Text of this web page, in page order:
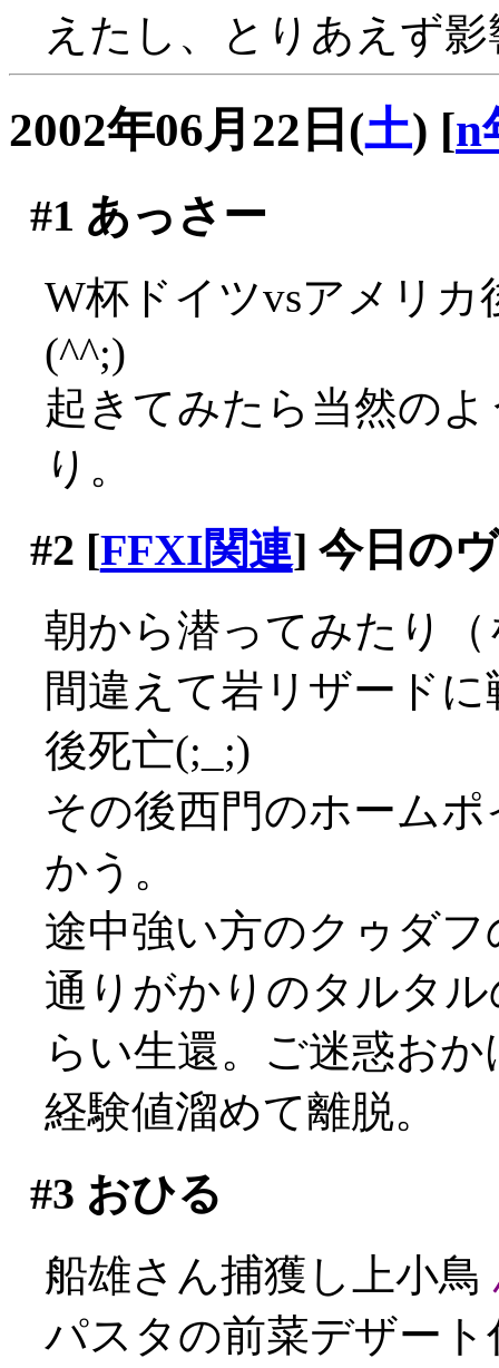
えたし、とりあえず
2002年06月22日(土) [n
#1 あっさー
W杯ドイツvsアメリ
(^^;)
起きてみたら当然の
り。
#2 [FFXI関連] 今日の
朝から潜ってみたり（
間違えて岩リザード
後死亡(;_;)
その後西門のホーム
かう。
途中強い方のクゥダ
通りがかりのタルタ
らい生還。ご迷惑お
経験値溜めて離脱。
#3 おひる
船雄さん捕獲し上小鳥
パスタの前菜デザー